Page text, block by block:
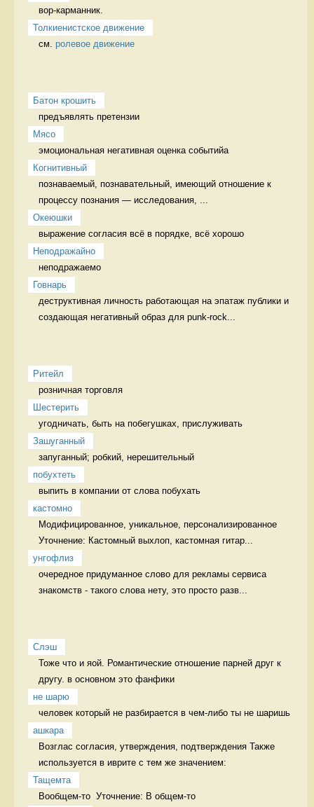
вор-карманник.
Толкиенистское движение
см. ролевое движение
Батон крошить
предъявлять претензии
Мясо
эмоциональная негативная оценка событийа
Когнитивный
познаваемый, познавательный, имеющий отношение к
процессу познания — исследования, ...
Океюшки
выражение согласия всё в порядке, всё хорошо
Неподражайно
неподражаемо
Говнарь
деструктивная личность работающая на эпатаж публики и
создающая негативный образ для punk-rock...
Ритейл
розничная торговля
Шестерить
угодничать, быть на побегушках, прислуживать
Зашуганный
запуганный; робкий, нерешительный
побухтеть
выпить в компании от слова побухать
кастомно
Модифицированное, уникальное, персонализированное
Уточнение: Кастомный выхлоп, кастомная гитар...
унгофлиз
очередное придуманное слово для рекламы сервиса
знакомств - такого слова нету, это просто разв...
Слэш
Тоже что и яой. Романтические отношение парней друг к
другу. в основном это фанфики
не шарю
ашкара
Возглас согласия, утверждения, подтверждения Также
используется в иврите с тем же значением:
Тащемта
Вообщем-то  Уточнение: В общем-то